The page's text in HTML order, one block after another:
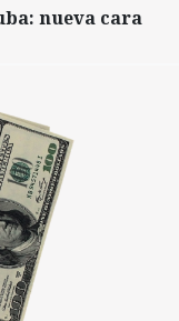
nueva cara